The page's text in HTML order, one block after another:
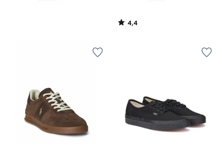
4,4
/